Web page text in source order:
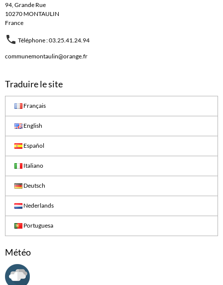
94, Grande Rue
10270 MONTAULIN
France
Téléphone : 03.25.41.24.94
communemontaulin@orange.fr
Traduire le site
Français
English
Español
Italiano
Deutsch
Nederlands
Portuguesa
Météo